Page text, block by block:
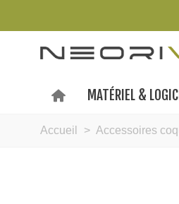
MATÉRIEL &
Accueil > Accessoires